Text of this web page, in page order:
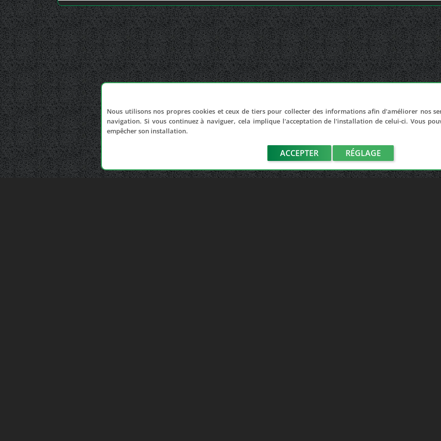
Nous utilisons nos propres cookies et ceux de tiers pour collecter des informations afin d'améliorer nos
navigation. Si vous continuez à naviguer, cela implique l'acceptation de l'installation de celui-ci. Vous
empêcher son installation.
ACCEPTER RÉGLAGE